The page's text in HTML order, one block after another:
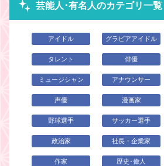
芸能人･有名人のカテゴリ一覧
アイドル グラビアアイドル
タレント 俳優
ミュージシャン アナウンサー
声優 漫画家
野球選手 サッカー選手
政治家 社長・企業家
作家 歴史･偉人